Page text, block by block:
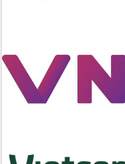
biển
Gỡ khó, khởi công xây dựng, sửa chữa
toàn bộ nhà ở cho hộ dân đúng tiến độ
đề ra
UBND tỉnh Đắk Lắk tổng kết công tác
các nhiệm vụ đề ra năm 2025